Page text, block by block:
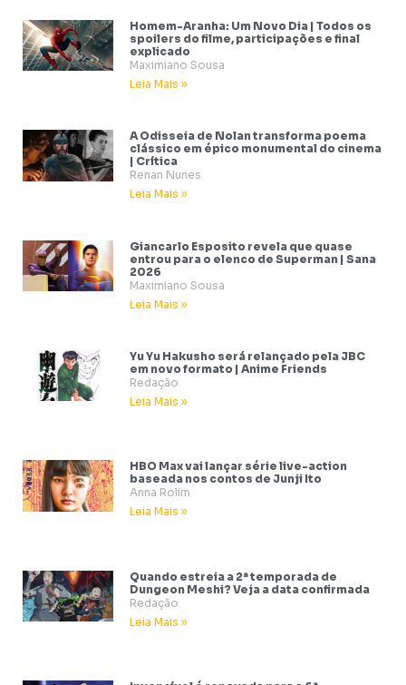
Homem-Aranha: Um Novo Dia | Todos os
spoilers do filme, participações e final
explicado
Maximiano Sousa
Leia Mais »
A Odisseia de Nolan transforma poema
clássico em épico monumental do cinema
| Crítica
Renan Nunes
Leia Mais »
Giancarlo Esposito revela que quase
entrou para o elenco de Superman | Sana
2026
Maximiano Sousa
Leia Mais »
Yu Yu Hakusho será relançado pela JBC
em novo formato | Anime Friends
Redação
Leia Mais »
HBO Max vai lançar série live-action
baseada nos contos de Junji Ito
Anna Rolim
Leia Mais »
Quando estreia a 2ª temporada de
Dungeon Meshi? Veja a data confirmada
Redação
Leia Mais »